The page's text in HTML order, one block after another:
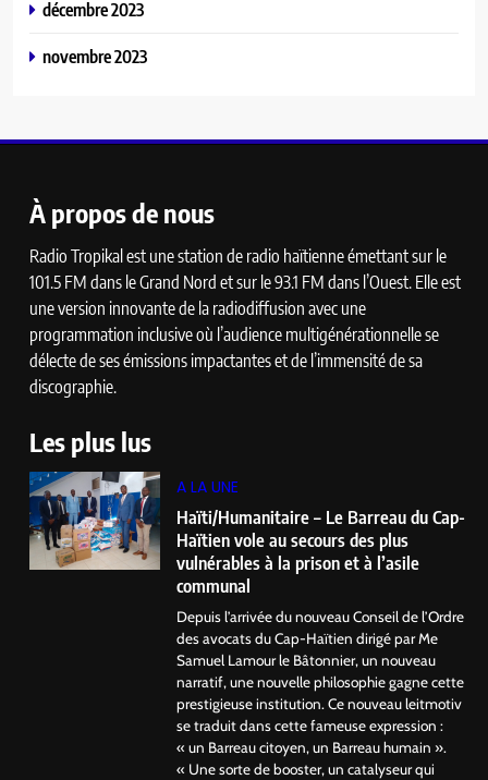
décembre 2023
novembre 2023
À propos de nous
Radio Tropikal est une station de radio haïtienne émettant sur le
101.5 FM dans le Grand Nord et sur le 93.1 FM dans l’Ouest. Elle est
une version innovante de la radiodiffusion avec une
programmation inclusive où l’audience multigénérationnelle se
délecte de ses émissions impactantes et de l’immensité de sa
discographie.
Les plus lus
A LA UNE
Haïti/Humanitaire – Le Barreau du Cap-
Haïtien vole au secours des plus
vulnérables à la prison et à l’asile
communal
Depuis l’arrivée du nouveau Conseil de l’Ordre
des avocats du Cap-Haïtien dirigé par Me
Samuel Lamour le Bâtonnier, un nouveau
narratif, une nouvelle philosophie gagne cette
prestigieuse institution. Ce nouveau leitmotiv
se traduit dans cette fameuse expression :
« un Barreau citoyen, un Barreau humain ».
« Une sorte de booster, un catalyseur qui